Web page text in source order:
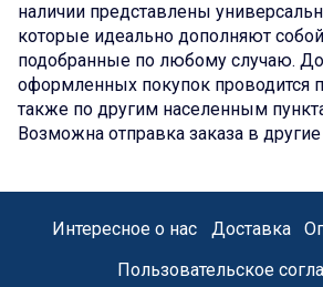
наличии представлены
которые идеально дополняют
подобранные по любому случаю.
оформленных покупок проводится
также по другим населенным
Возможна отправка заказа в
Интересное о нас Доставка
Пользовательское